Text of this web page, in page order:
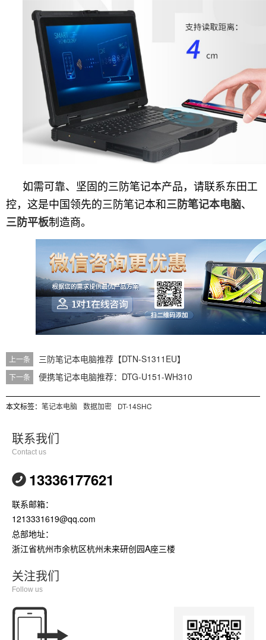
如需可靠、坚固的三防笔记本产品，请联系东田工
控，这是中国领先的三防笔记本和三防笔记本电脑、
三防平板制造商。
上一条 三防笔记本电脑推荐【DTN-S1311EU】
下一条 便携笔记本电脑推荐：DTG-U151-WH310
本文标签： 笔记本电脑 数据加密 DT-14SHC
联系我们
Contact us
13336177621
联系邮箱：
1213331619@qq.com
总部地址：
浙江省杭州市余杭区杭州未来研创园A座三楼
关注我们
Follow us